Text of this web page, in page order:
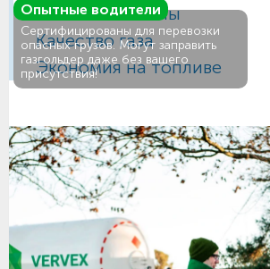
Газовые баллоны
Качество газа
Экономия на топливе
Опытные водители
Сертифицированы для перевозки
опасных грузов. Могут заправить
газгольдер даже без вашего
присутствия!